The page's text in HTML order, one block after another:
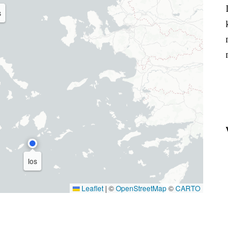
Ios
Leaflet | ©OpenStreetMap©CARTO